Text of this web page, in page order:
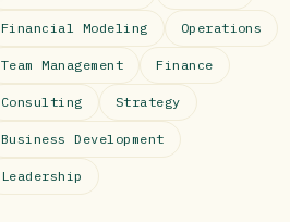
Financial Modeling Operations
Team Management Finance
Consulting Strategy
Business Development
Leadership